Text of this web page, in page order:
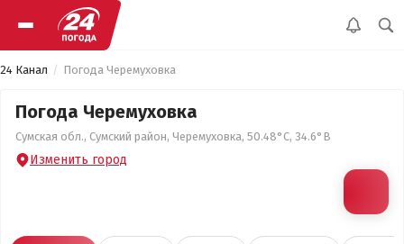
24 Канал Погода Черемуховка
Погода Черемуховка
Сумская обл., Сумский район, Черемуховка, 50.48°С, 34.6°В
Изменить город